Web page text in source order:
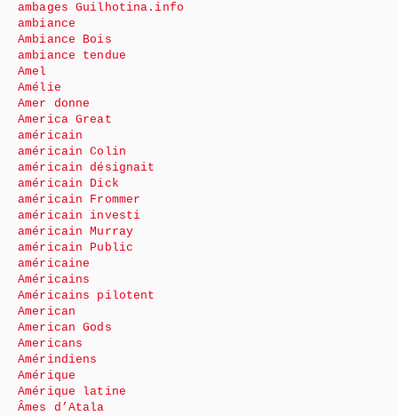
ambages Guilhotina.info
ambiance
Ambiance Bois
ambiance tendue
Amel
Amélie
Amer donne
America Great
américain
américain Colin
américain désignait
américain Dick
américain Frommer
américain investi
américain Murray
américain Public
américaine
Américains
Américains pilotent
American
American Gods
Americans
Amérindiens
Amérique
Amérique latine
Âmes d’Atala